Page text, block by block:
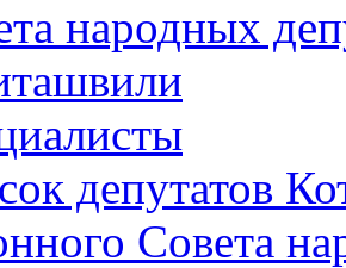
народных
депутатов
Совета